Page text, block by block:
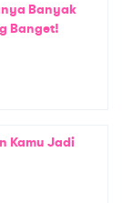
Banyak
Banget!
Kamu Jadi